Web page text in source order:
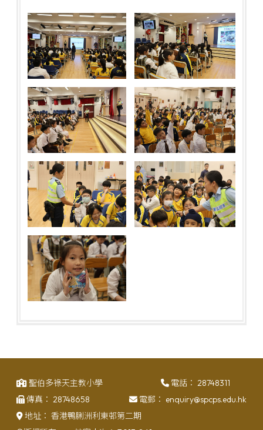
聖伯多祿天主教小學 電話： 28748311
傳真： 28748658 電郵： enquiry@spcps.edu.hk
地址： 香港鴨脷洲利東邨第二期